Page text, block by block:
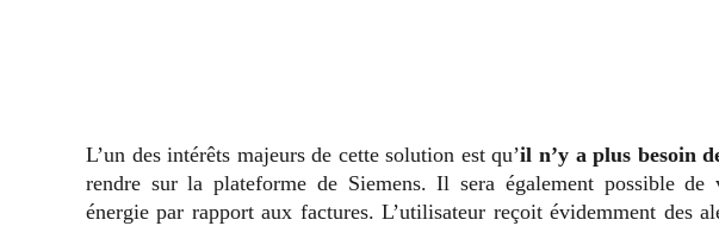
L’un des intérêts majeurs de cette solution est qu’il n’y a plus besoin
rendre sur la plateforme de Siemens. Il sera également possible de
énergie par rapport aux factures.L’utilisateur reçoit évidemment des